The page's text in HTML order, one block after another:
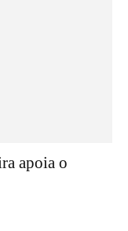
apoia o